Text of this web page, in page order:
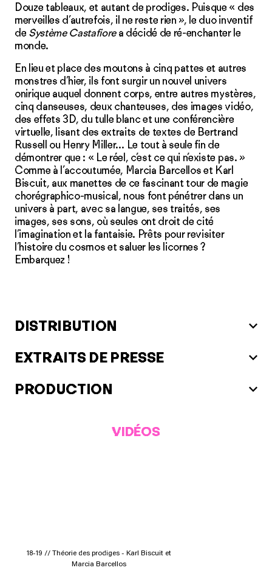
Douze tableaux, et autant de prodiges. Puisque « des
merveilles d’autrefois, il ne reste rien », le duo inventif
de Système Castafiorea décidé de ré-enchanter le
monde.
En lieu et place des moutons à cinq pattes et autres
monstres d’hier, ils font surgir un nouvel univers
onirique auquel donnent corps, entre autres mystères,
cinq danseuses, deux chanteuses, des images vidéo,
des effets 3D, du tulle blanc et une conférencière
virtuelle, lisant des extraits de textes de Bertrand
Russell ou Henry Miller… Le tout à seule fin de
démontrer que : « Le réel, c’est ce qui n’existe pas. »
Comme à l’accoutumée, Marcia Barcellos et Karl
Biscuit, aux manettes de ce fascinant tour de magie
chorégraphico-musical, nous font pénétrer dans un
univers à part, avec sa langue, ses traités, ses
images, ses sons, où seules ont droit de cité
l’imagination et la fantaisie. Prêts pour revisiter
l’histoire du cosmos et saluer les licornes ?
Embarquez !
DISTRIBUTION
EXTRAITS DE PRESSE
PRODUCTION
VIDÉOS
18-19 // Théorie des prodiges - Karl Biscuit et
Marcia Barcellos